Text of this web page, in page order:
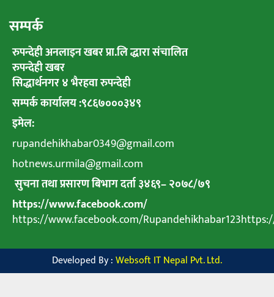
सम्पर्क
रुपन्देही अनलाइन खबर प्रा.लि द्धारा संचालित
रुपन्देही खबर
सिद्धार्थनगर ४ भैरहवा रुपन्देही
सम्पर्क कार्यालय :९८६७०००३४९
इमेल:
rupandehikhabar0349@gmail.com
hotnews.urmila@gmail.com
सुचना तथा प्रसारण बिभाग दर्ता ३४६९–२०७८/७९
https://www.facebook.com/
https://www.facebook.com/
Developed By :Websoft IT Nepal Pvt. Ltd.